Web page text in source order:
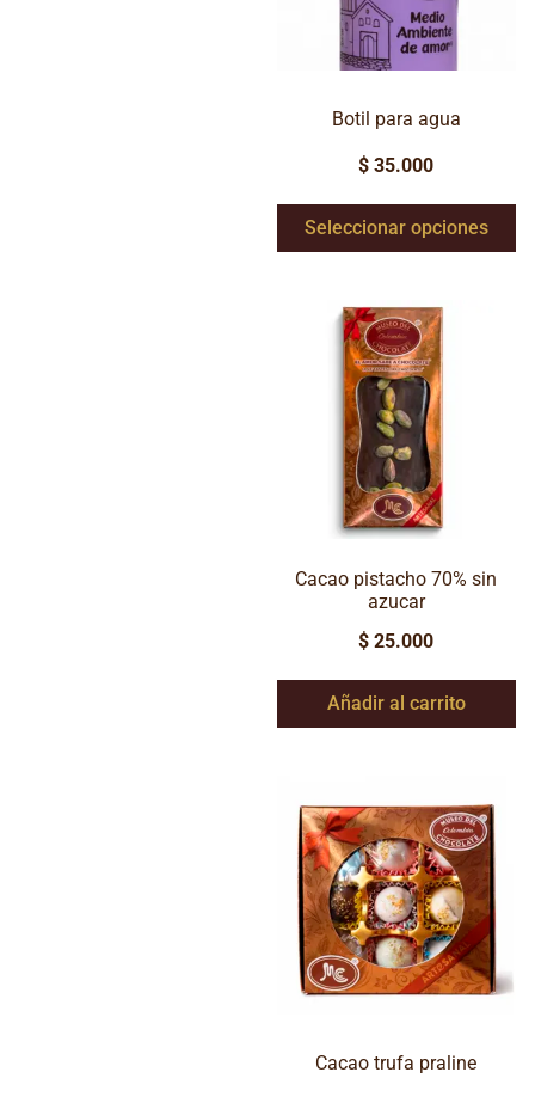
Botil para agua
$ 35.000
Seleccionar opciones
Cacao pistacho 70% sin
azucar
$ 25.000
Añadir al carrito
Cacao trufa praline